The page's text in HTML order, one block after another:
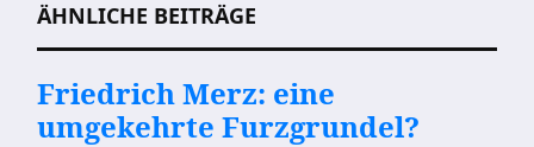
ÄHNLICHE BEITRÄGE
Friedrich Merz: eine
umgekehrte Furzgrundel?